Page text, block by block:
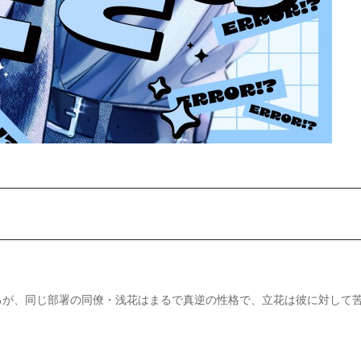
、同じ部署の同僚・浅花はまるで真逆の性格で、立花は彼に対して